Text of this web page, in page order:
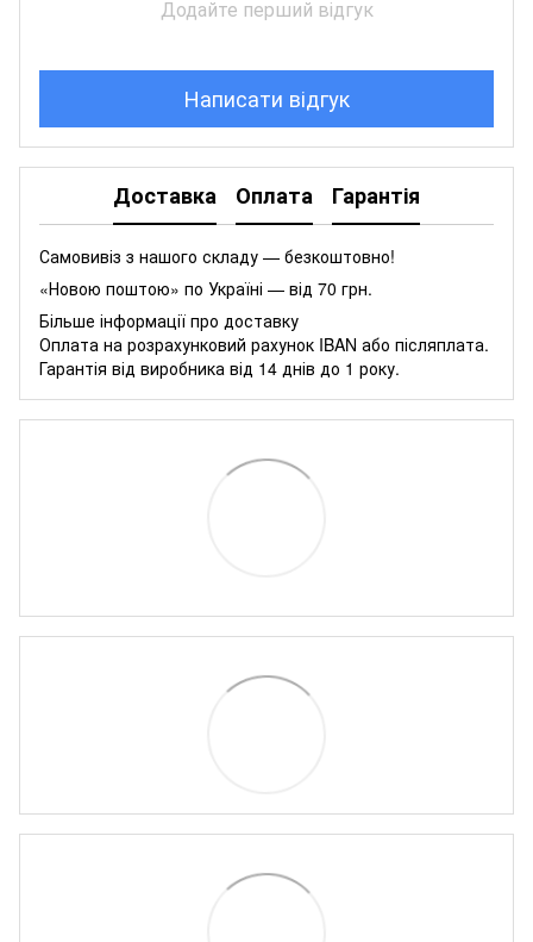
Додайте перший відгук
Написати відгук
Доставка Оплата Гарантія
Самовивіз з нашого складу — безкоштовно!
«Новою поштою» по Україні — від 70 грн.
Більше інформації про доставку
Оплата на розрахунковий рахунок IBAN або післяплата.
Гарантія від виробника від 14 днів до 1 року.